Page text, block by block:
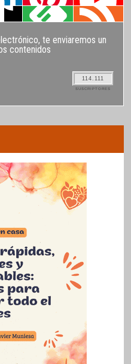
te enviaremos un
contenidos
114.111
SUSCRIPTORES